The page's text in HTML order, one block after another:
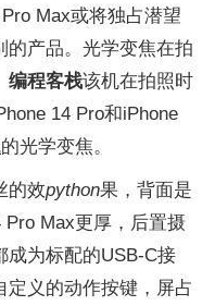
Max或将独占潜望
的产品。光学变焦在拍
编程客栈该机在拍照时
14 Pro和iPhone
的光学变焦。
的效python果，背面是
Pro Max更厚，后置摄
成为标配的USB-C接
定义的动作按键，屏占